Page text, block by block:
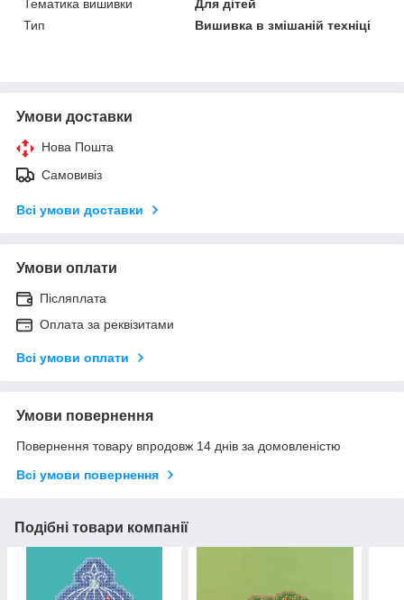
Тематика вишивки
Для дітей
Тип
Вишивка в змішаній техніці
Умови доставки
Нова Пошта
Самовивіз
Всі умови доставки
Умови оплати
Післяплата
Оплата за реквізитами
Всі умови оплати
Умови повернення
Повернення товару впродовж 14 днів за домовленістю
Всі умови повернення
Подібні товари компанії